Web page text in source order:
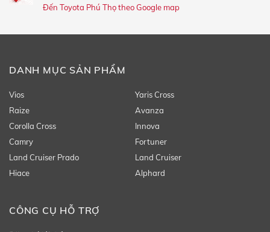
Đến Toyota Phú Thọ theo Google map
DANH MỤC SẢN PHẨM
Vios
Yaris Cross
Raize
Avanza
Corolla Cross
Innova
Camry
Fortuner
Land Cruiser Prado
Land Cruiser
Hiace
Alphard
CÔNG CỤ HỖ TRỢ